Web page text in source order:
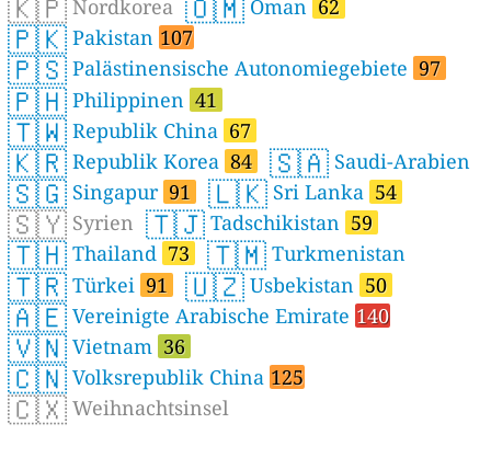
🇰🇵 Nordkorea 🇴🇲 Oman 62
🇵🇰 Pakistan 107
🇵🇸 Palästinensische Autonomiegebiete 97
🇵🇭 Philippinen 41
🇹🇼 Republik China 67
🇰🇷 Republik Korea 84 🇸🇦 Saudi-Arabien
🇸🇬 Singapur 91 🇱🇰 Sri Lanka 54
🇸🇾 Syrien 🇹🇯 Tadschikistan 59
🇹🇭 Thailand 73 🇹🇲 Turkmenistan
🇹🇷 Türkei 91 🇺🇿 Usbekistan 50
🇦🇪 Vereinigte Arabische Emirate 140
🇻🇳 Vietnam 36
🇨🇳 Volksrepublik China 125
🇨🇽 Weihnachtsinsel